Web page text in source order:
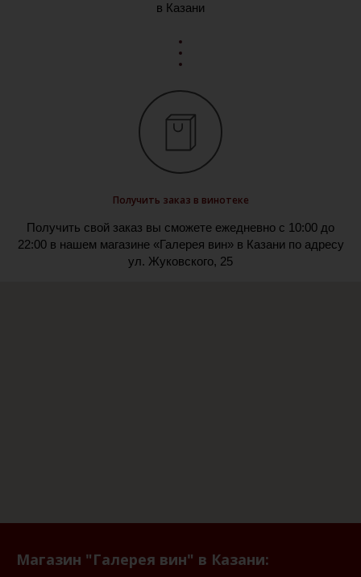
в Казани
Получить заказ в винотеке
Получить свой заказ вы сможете ежедневно с 10:00 до
22:00 в нашем магазине «Галерея вин» в Казани по адресу
ул. Жуковского, 25
Магазин "Галерея вин" в Казани: